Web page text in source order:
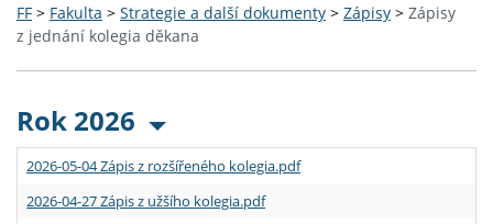
FF > Fakulta > Strategie a další dokumenty > Zápisy > Zápisy
z jednání kolegia děkana
Rok 2026
2026-05-04 Zápis z rozšířeného kolegia.pdf
2026-04-27 Zápis z užšího kolegia.pdf